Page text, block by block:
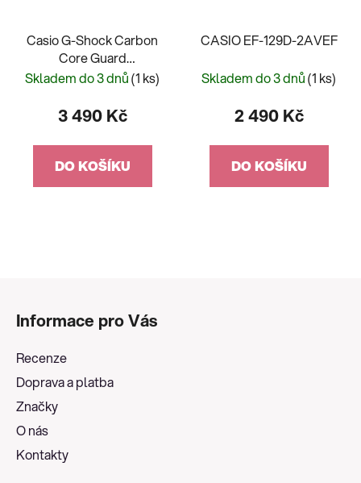
Casio G-Shock Carbon
Core Guard
Camouflage Series GA-
Skladem do 3 dnů(1 ks)
3 490 Kč
DO KOŠÍKU
CASIO EF-129D-2AVEF
Skladem do 3 dnů(1 ks)
2 490 Kč
DO KOŠÍKU
Informace pro Vás
Recenze
Doprava a platba
Značky
O nás
Kontakty